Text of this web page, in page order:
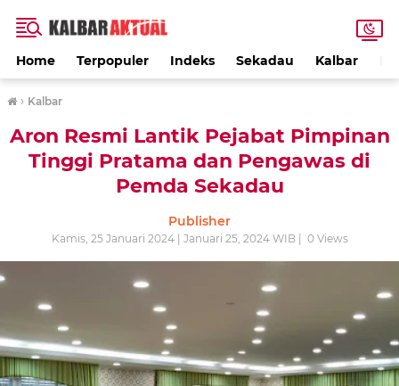
Home Terpopuler Indeks Sekadau Kalbar
› Kalbar
Aron Resmi Lantik Pejabat Pimpinan
Tinggi Pratama dan Pengawas di
Pemda Sekadau
Publisher
Kamis, 25 Januari 2024 | Januari 25, 2024 WIB | 0Views